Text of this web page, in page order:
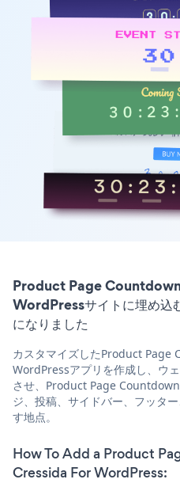
Product Page
WordPressサイトに埋め込
になりました
カスタマイズしたProduct Page
WordPressアプリを作成し、ウ
させ、Product Page
ジ、投稿、サイドバー、フッタ
す地点。
How To Add a Product
Cressida For WordPress: